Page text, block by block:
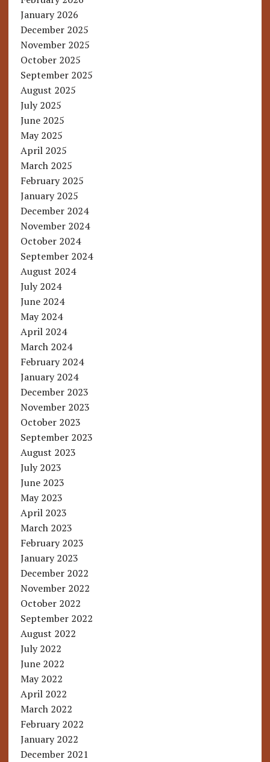
January 2026
December 2025
November 2025
October 2025
September 2025
August 2025
July 2025
June 2025
May 2025
April 2025
March 2025
February 2025
January 2025
December 2024
November 2024
October 2024
September 2024
August 2024
July 2024
June 2024
May 2024
April 2024
March 2024
February 2024
January 2024
December 2023
November 2023
October 2023
September 2023
August 2023
July 2023
June 2023
May 2023
April 2023
March 2023
February 2023
January 2023
December 2022
November 2022
October 2022
September 2022
August 2022
July 2022
June 2022
May 2022
April 2022
March 2022
February 2022
January 2022
December 2021